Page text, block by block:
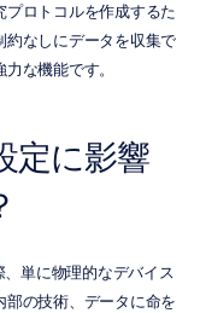
プロトコルを作成するた
なしにデータを収集で
な機能です。
定に影響
単に物理的なデバイス
の技術、データに命を